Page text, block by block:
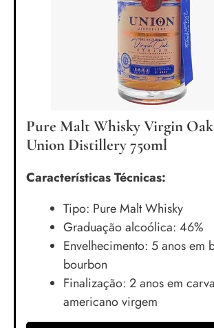
Pure Malt Whisky Virgin
Union Distillery 750ml
Características Técnicas:
Tipo: Pure Malt Whisky
Graduação alcoólica: 46%
Envelhecimento: 5 anos em
bourbon
Finalização: 2 anos em
americano virgem